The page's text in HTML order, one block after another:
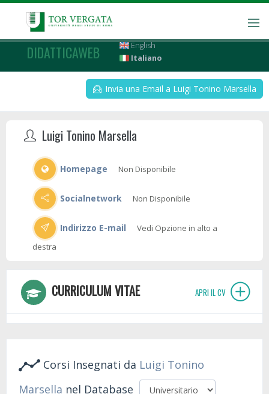
DIDATTICAWEB
English
Italiano
Invia una Email a Luigi Tonino Marsella
Luigi Tonino Marsella
Homepage Non Disponibile
Socialnetwork Non Disponibile
Indirizzo E-mail
Vedi Opzione in alto a
destra
CURRICULUM VITAE APRI IL CV
Corsi Insegnati da Luigi Tonino
Marsella nel Database